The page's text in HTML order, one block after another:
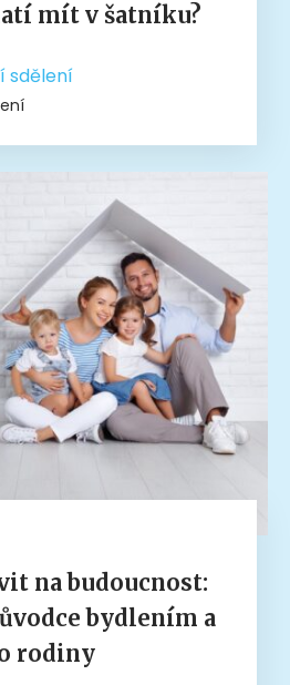
mít v šatníku?
sdělení
na budoucnost:
bydlením a
rodiny